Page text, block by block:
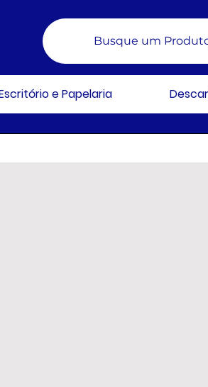
Busque um
e Papelaria